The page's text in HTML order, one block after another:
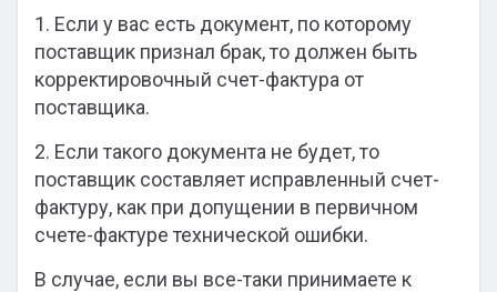
1. Если у вас есть документ, по которому
поставщик признал брак, то должен быть
корректировочный счет-фактура от
поставщика.
2. Если такого документа не будет, то
поставщик составляет исправленный счет-
фактуру, как при допущении в первичном
счете-фактуре технической ошибки.
В случае, если вы все-таки принимаете к